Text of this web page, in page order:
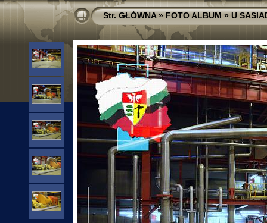
Str. GŁÓWNA»FOTO ALBUM»U